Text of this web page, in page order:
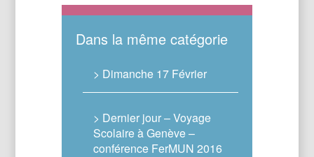
Dans la même catégorie
> Dimanche 17 Février
> Dernier jour – Voyage
Scolaire à Genève –
conférence FerMUN 2016